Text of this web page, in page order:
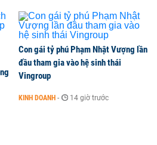
Con gái tỷ phú Phạm Nhật Vượng lần
đầu tham gia vào hệ sinh thái
Vingroup
KINH DOANH - 14 giờ trước